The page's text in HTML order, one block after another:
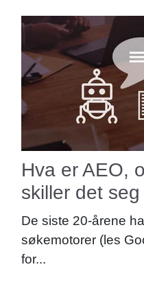
Hva er AEO,
skiller det
De siste 20-årene
søkemotorer (les
for...